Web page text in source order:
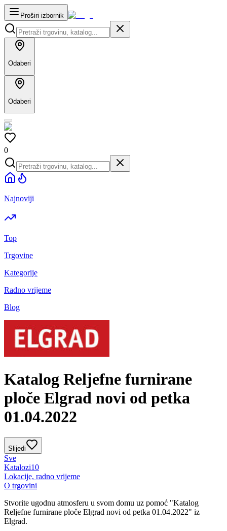
Proširi izbornik
Odaberi
Odaberi
0
Najnoviji
Top
Trgovine
Kategorije
Radno vrijeme
Blog
Katalog Reljefne furnirane
ploče Elgrad novi od petka
01.04.2022
Slijedi
Sve
Katalozi10
Lokacije, radno vrijeme
O trgovini
Stvorite ugodnu atmosferu u svom domu uz pomoć "Katalog
Reljefne furnirane ploče Elgrad novi od petka 01.04.2022" iz
Elgrad.